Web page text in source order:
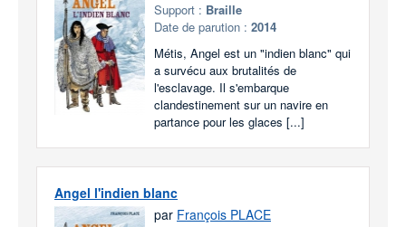
Support : Braille
Date de parution : 2014
Métis, Angel est un "indien blanc" qui
a survécu aux brutalités de
l'esclavage. Il s'embarque
clandestinement sur un navire en
partance pour les glaces [...]
Angel l'indien blanc
par François PLACE